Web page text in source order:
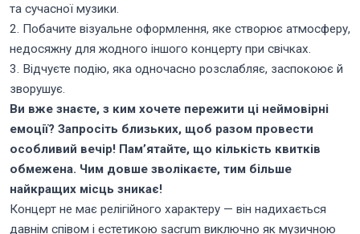
та сучасної музики.
2. Побачите візуальне оформлення, яке створює атмосферу,
недосяжну для жодного іншого концерту при свічках.
3. Відчуєте подію, яка одночасно розслабляє, заспокоює й
зворушує.
Ви вже знаєте, з ким хочете пережити ці неймовірні
емоції? Запросіть близьких, щоб разом провести
особливий вечір! Пам’ятайте, що кількість квитків
обмежена. Чим довше зволікаєте, тим більше
найкращих місць зникає!
Концерт не має релігійного характеру — він надихається
давнім співом і естетикою sacrum виключно як музичною